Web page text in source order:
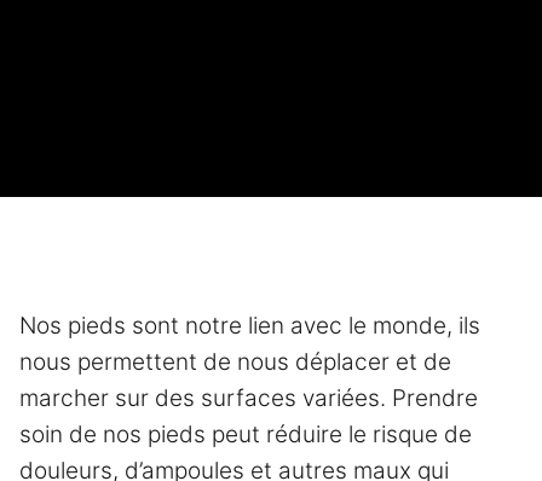
Nos pieds sont notre lien avec le monde, ils
nous permettent de nous déplacer et de
marcher sur des surfaces variées. Prendre
soin de nos pieds peut réduire le risque de
douleurs, d’ampoules et autres maux qui